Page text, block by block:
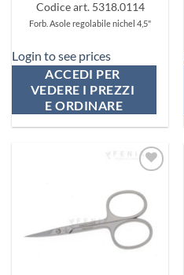
Codice art. 5318.0114
Forb. Asole regolabile nichel 4,5"
Login to see prices
ACCEDI PER
VEDERE I PREZZI
E ORDINARE
ai
preferiti